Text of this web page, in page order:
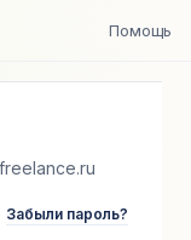
Помощь
Забыли пароль?